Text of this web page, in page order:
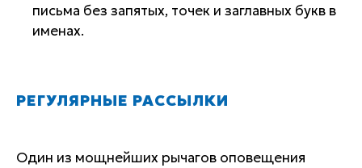
письма без запятых, точек и заглавных букв в
именах.
РЕГУЛЯРНЫЕ РАССЫЛКИ
Один из мощнейших рычагов оповещения